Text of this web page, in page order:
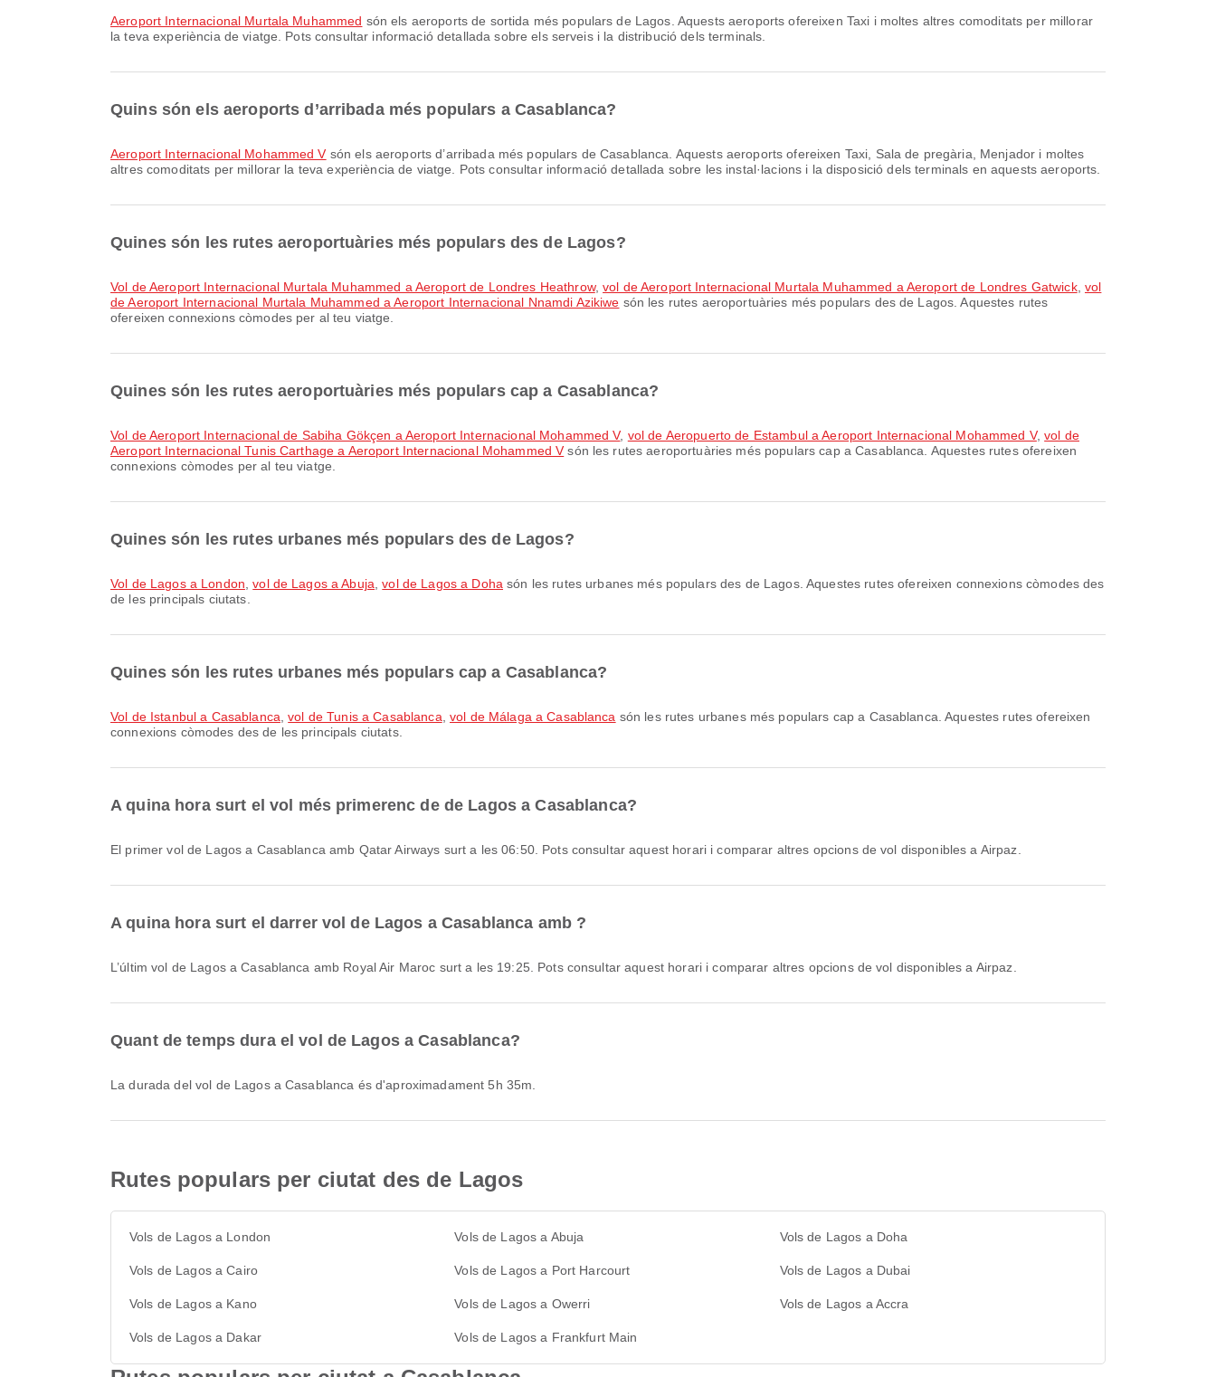
Aeroport Internacional Murtala Muhammed són els aeroports de sortida més populars de Lagos. Aquests aeroports ofereixen Taxi i moltes altres comoditats per millorar
la teva experiència de viatge. Pots consultar informació detallada sobre els serveis i la distribució dels terminals.
Quins són els aeroports d’arribada més populars a Casablanca?
Aeroport Internacional Mohammed V són els aeroports d’arribada més populars de Casablanca. Aquests aeroports ofereixen Taxi, Sala de pregària, Menjador i moltes
altres comoditats per millorar la teva experiència de viatge. Pots consultar informació detallada sobre les instal·lacions i la disposició dels terminals en aquests aeroports.
Quines són les rutes aeroportuàries més populars des de Lagos?
vol de Aeroport Internacional Murtala Muhammed a Aeroport de Londres Heathrow,vol de Aeroport Internacional Murtala Muhammed a Aeroport de Londres Gatwick, vol
de Aeroport Internacional Murtala Muhammed a Aeroport Internacional Nnamdi Azikiwe són les rutes aeroportuàries més populars des de Lagos. Aquestes rutes
ofereixen connexions còmodes per al teu viatge.
Quines són les rutes aeroportuàries més populars cap a Casablanca?
vol de Aeroport Internacional de Sabiha Gökçen a Aeroport Internacional Mohammed V, vol de Aeropuerto de Estambul a Aeroport Internacional Mohammed V,vol de
Aeroport Internacional Tunis Carthage a Aeroport Internacional Mohammed V són les rutes aeroportuàries més populars cap a Casablanca. Aquestes rutes ofereixen
connexions còmodes per al teu viatge.
Quines són les rutes urbanes més populars des de Lagos?
vol de Lagos a London ,vol de Lagos a Abuja ,vol de Lagos a Doha són les rutes urbanes més populars des de Lagos. Aquestes rutes ofereixen connexions còmodes des
de les principals ciutats.
Quines són les rutes urbanes més populars cap a Casablanca?
vol de Istanbul a Casablanca ,vol de Tunis a Casablanca vol de Málaga a Casablanca són les rutes urbanes més populars cap a Casablanca. Aquestes rutes ofereixen
connexions còmodes des de les principals ciutats.
A quina hora surt el vol més primerenc de de Lagos a Casablanca?
El primer vol de Lagos a Casablanca amb Qatar Airways surt a les 06:50. Pots consultar aquest horari i comparar altres opcions de vol disponibles a Airpaz.
A quina hora surt el darrer vol de Lagos a Casablanca amb ?
L’últim vol de Lagos a Casablanca amb Royal Air Maroc surt a les 19:25. Pots consultar aquest horari i comparar altres opcions de vol disponibles a Airpaz.
Quant de temps dura el vol de Lagos a Casablanca?
La durada del vol de Lagos a Casablanca és d'aproximadament 5h 35m.
Rutes populars per ciutat des de Lagos
Vols de Lagos a London Vols de Lagos a Abuja Vols de Lagos a Doha
Vols de Lagos a Cairo Vols de Lagos a Port Harcourt Vols de Lagos a Dubai
Vols de Lagos a Kano Vols de Lagos a Owerri Vols de Lagos a Accra
Vols de Lagos a Dakar Vols de Lagos a Frankfurt Main